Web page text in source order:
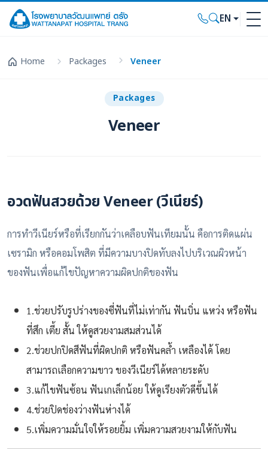
EN
Home Packages Veneer
Packages
Veneer
อวดฟันสวยด้วย Veneer (วีเนียร์)
การทำวีเนียร์หรือที่เรียกกันว่าเคลือบฟันเทียมนั้น คือการติดแผ่น
เซรามิก หรือคอมโพสิต ที่มีความบางปิดทับลงไปบริเวณผิวหน้า
ของฟันเพื่อแก้ไขปัญหาความผิดปกติของฟัน
1.ช่วยปรับรูปร่างของซี่ฟันที่ไม่เท่ากัน ฟันบิ่น แหว่ง หรือฟัน
ที่สึก เตี้ย สั้น ให้ดูสวยงามสมส่วนได้
2.ช่วยปกปิดสีฟันที่ผิดปกติ หรือฟันคล้ำ เหลืองได้ โดย
สามารถเลือกความขาว ของวีเนียร์ได้หลายระดับ
3.แก้ไขฟันซ้อน ฟันเกเล็กน้อย ให้ดูเรียงตัวดีขึ้นได้
4.ช่วยปิดช่องว่างฟันห่างได้
5.เพิ่มความมั่นใจให้รอยยิ้ม เพิ่มความสวยงามให้กับฟัน